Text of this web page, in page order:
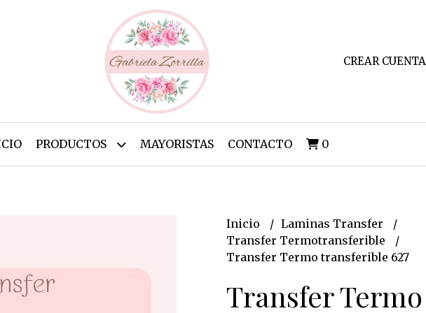
CREAR CUENTA
PRODUCTOS MAYORISTAS CONTACTO 0
Inicio
Laminas Transfer
Transfer Termotransferible
Transfer Termo transferible 627
Transfer Termo